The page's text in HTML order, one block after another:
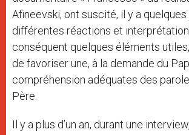
Afineevski, ont suscité, il y a quelques
différentes réactions et
conséquent quelques éléments
de favoriser une, à la demande du
compréhension adéquates des
Père.
Il y a plus d’un an, durant une